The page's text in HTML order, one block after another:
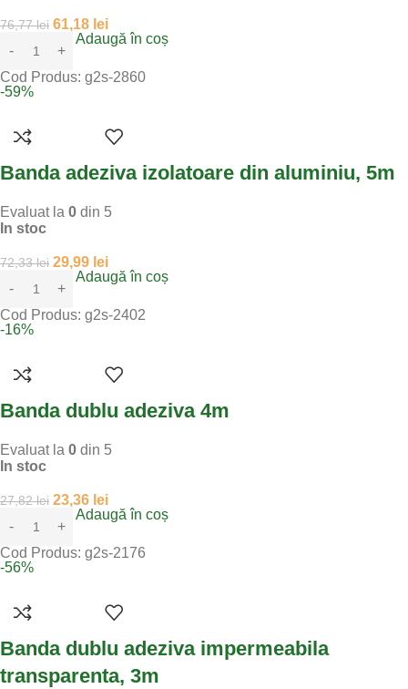
76,77lei 61,18 lei
Adaugă în coș
Cod Produs: g2s-2860
-59%
Banda adeziva izolatoare din aluminiu, 5m
Evaluat la 0 din 5
In stoc
72,33lei 29,99 lei
Adaugă în coș
Cod Produs: g2s-2402
-16%
Banda dublu adeziva 4m
Evaluat la 0 din 5
In stoc
27,82lei 23,36 lei
Adaugă în coș
Cod Produs: g2s-2176
-56%
Banda dublu adeziva impermeabila
transparenta, 3m